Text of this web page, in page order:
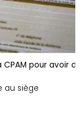
pour avoir
au siège